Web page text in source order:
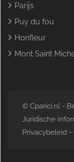
Parijs
Puy du fou
Honfleur
Mont Saint
© Cparici.nl -
Juridische
Privacybeleid -